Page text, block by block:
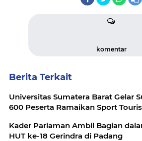
komentar
Berita Terkait
Universitas Sumatera Barat Gelar
600 Peserta Ramaikan Sport
Kader Pariaman Ambil Bagian
HUT ke-18 Gerindra di Padang